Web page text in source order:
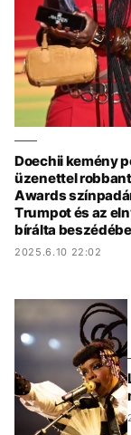
Doechii kemény
üzenettel robbant
Awards
Trumpot és az
bírálta
2025.6.10 22:02